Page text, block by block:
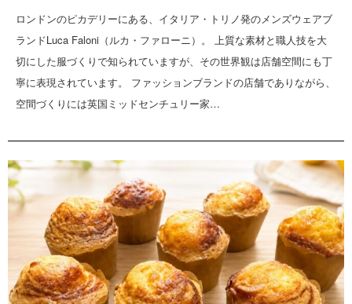
ロンドンのピカデリーにある、イタリア・トリノ発のメンズウェアブ
ランドLuca Faloni（ルカ・ファローニ）。 上質な素材と職人技を大
切にした服づくりで知られていますが、その世界観は店舗空間にも丁
寧に表現されています。 ファッションブランドの店舗でありながら、
空間づくりには英国ミッドセンチュリー家…